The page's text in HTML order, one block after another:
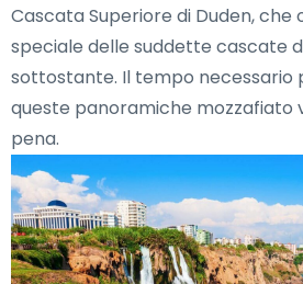
Cascata Superiore di Duden, che
speciale delle suddette cascate
sottostante. Il tempo necessario
queste panoramiche mozzafiato
pena.